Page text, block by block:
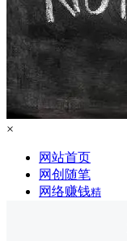
×
网站首页
网创随笔
网络赚钱精